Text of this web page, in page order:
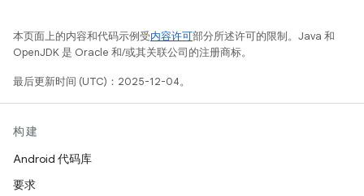
本页面上的内容和代码示例受内容许可部分所述许可的限制。Java 和
OpenJDK 是 Oracle 和/或其关联公司的注册商标。
最后更新时间 (UTC)：2025-12-04。
构建
Android 代码库
要求